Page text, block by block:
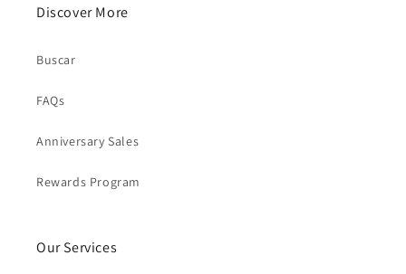
Discover More
Buscar
FAQs
Anniversary Sales
Rewards Program
Our Services